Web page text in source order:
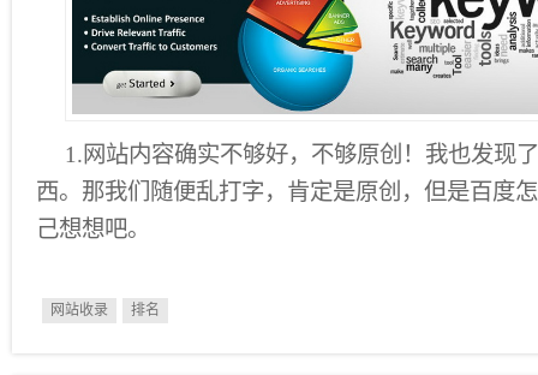
1.网站内容确实不够好，不够原创！我也发现
西。那我们随便乱打字，肯定是原创，但是百度
己想想吧。
网站收录 排名